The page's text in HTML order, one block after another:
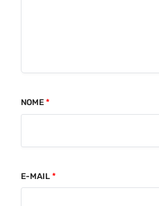
NOME *
E-MAIL *